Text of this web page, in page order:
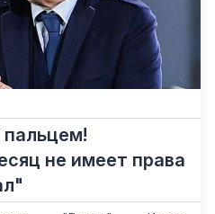
пальцем!
не имеет права